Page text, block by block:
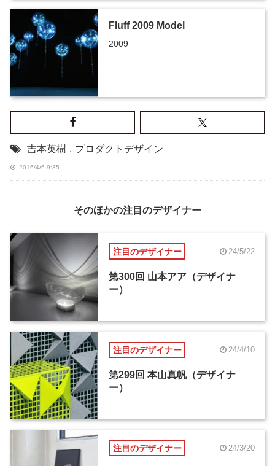
Fluff 2009 Model
2009
吉本英樹 , プロダクトデザイン
2016/4/6 9:35
そのほかの注目のデザイナー
注目のデザイナー 24/5/22
第300回 山本アア（デザイナ
ー）
注目のデザイナー 24/4/10
第299回 本山真帆（デザイナ
ー）
注目のデザイナー 24/3/20